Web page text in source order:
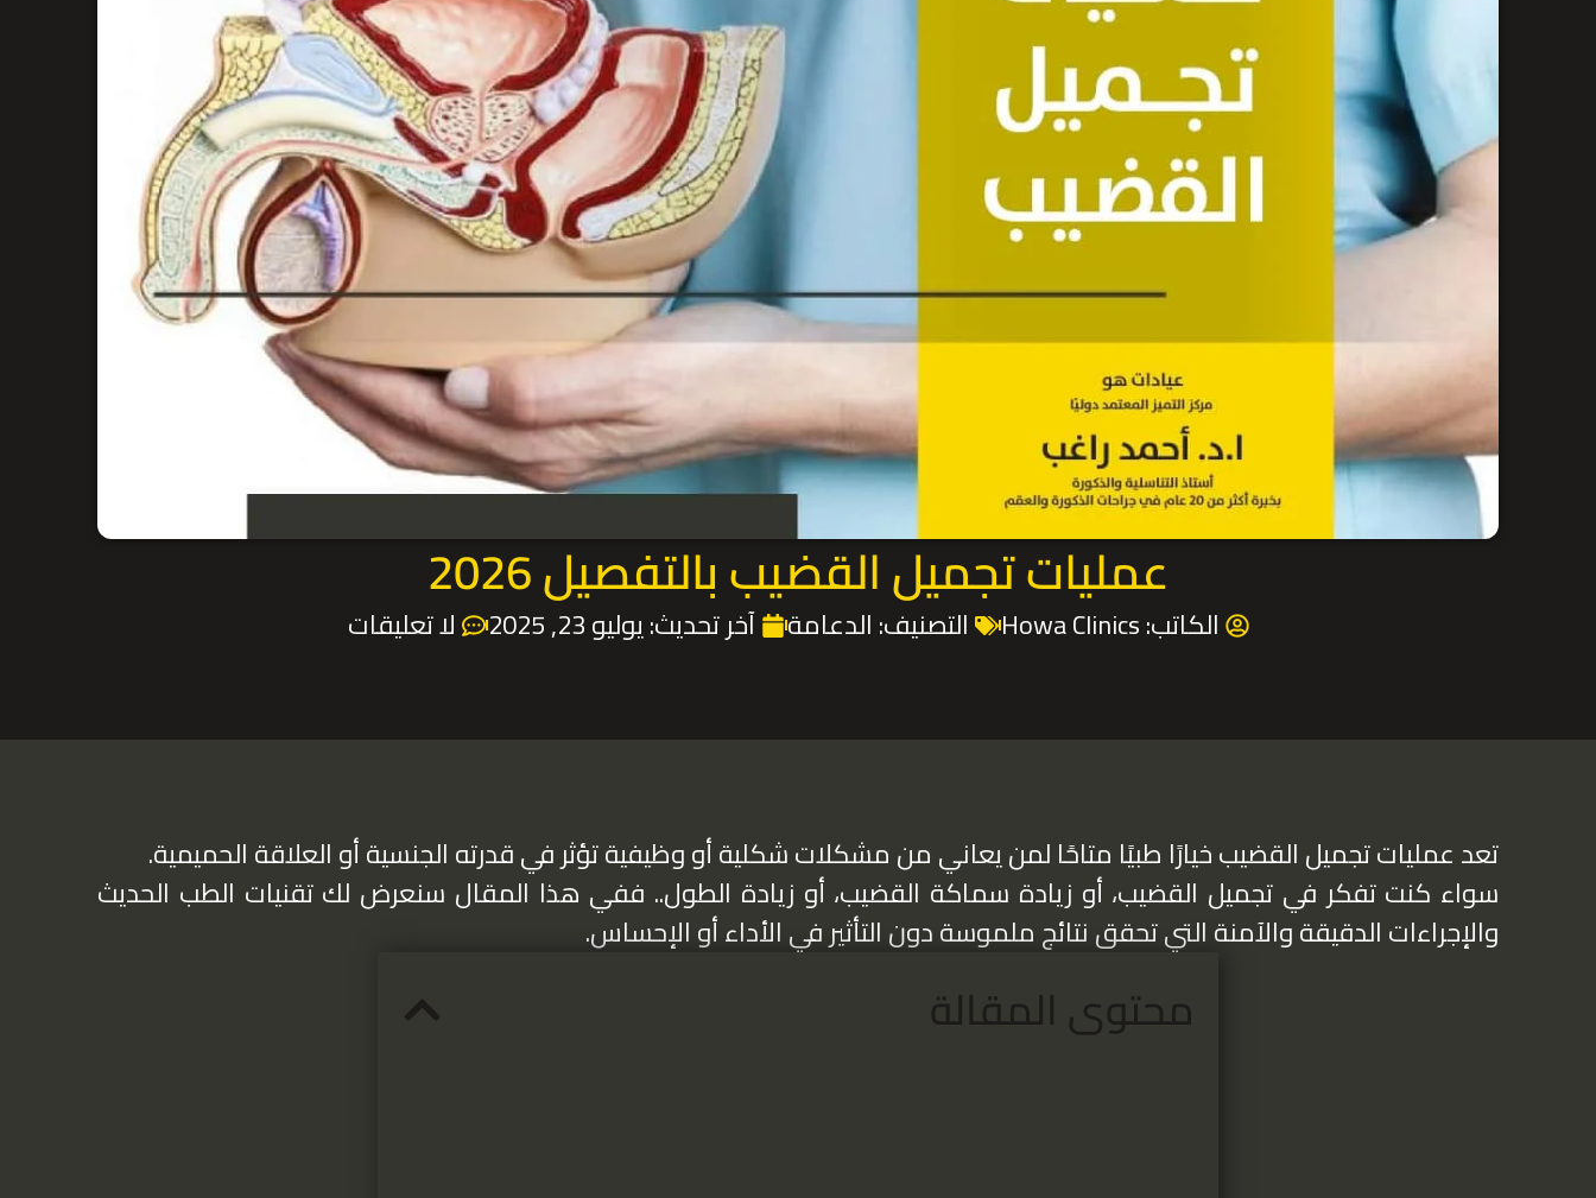
عمليات تجميل القضيب بالتفصيل 2026
الكاتب: التصنيف:الدعامة آخر تحديث:يوليو 23, 2025 لا تعليقات
تعد عمليات تجميل القضيب خيارًا طبيًا متاحًا لمن يعاني من مشكلات شكلية أو وظيفية تؤثر في قدرته الجنسية أو العلاقة الحميمية.
سواء كنت تفكر في تجميل القضيب، أو زيادة سماكة القضيب، أو زيادة الطول.. ففي هذا المقال سنعرض لك تقنيات الطب الحديث
والإجراءات الدقيقة والآمنة التي تحقق نتائج ملموسة دون التأثير في الأداء أو الإحساس.
محتوى المقالة